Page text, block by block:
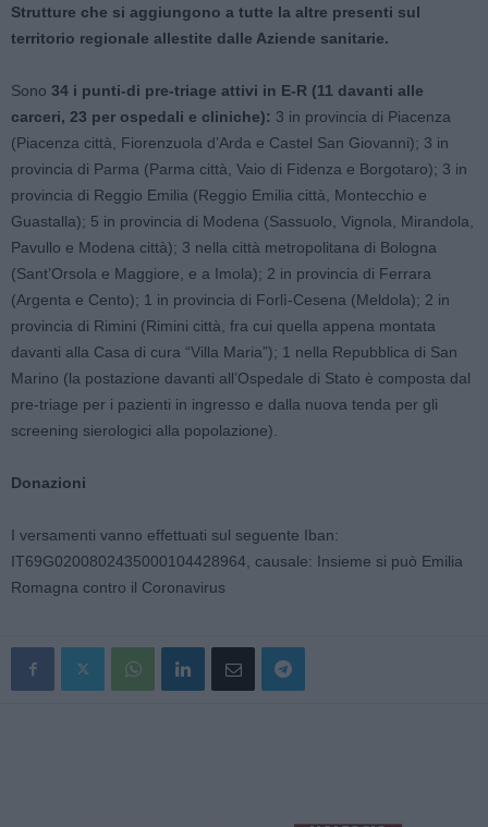
Strutture che si aggiungono a tutte la altre presenti sul
territorio regionale allestite dalle Aziende sanitarie.
Sono 34 i punti-di pre-triage attivi in E-R (11 davanti alle
carceri, 23 per ospedali e cliniche): 3 in provincia di Piacenza
(Piacenza città, Fiorenzuola d’Arda e Castel San Giovanni); 3 in
provincia di Parma (Parma città, Vaio di Fidenza e Borgotaro); 3 in
provincia di Reggio Emilia (Reggio Emilia città, Montecchio e
Guastalla); 5 in provincia di Modena (Sassuolo, Vignola, Mirandola,
Pavullo e Modena città); 3 nella città metropolitana di Bologna
(Sant’Orsola e Maggiore, e a Imola); 2 in provincia di Ferrara
(Argenta e Cento); 1 in provincia di Forlì-Cesena (Meldola); 2 in
provincia di Rimini (Rimini città, fra cui quella appena montata
davanti alla Casa di cura “Villa Maria”); 1 nella Repubblica di San
Marino (la postazione davanti all’Ospedale di Stato è composta dal
pre-triage per i pazienti in ingresso e dalla nuova tenda per gli
screening sierologici alla popolazione).
Donazioni
I versamenti vanno effettuati sul seguente Iban:
IT69G0200802435000104428964, causale: Insieme si può Emilia
Romagna contro il Coronavirus